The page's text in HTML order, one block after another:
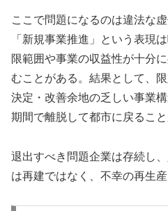
ここで問題になるのは違法な
「新規事業推進」という表現
限範囲や事業の収益性が十分
むことがある。結果として、
決定・改善余地の乏しい事業
期間で離脱して都市に戻るこ
退出すべき問題企業は存続し
は再建ではなく、不幸の再生産